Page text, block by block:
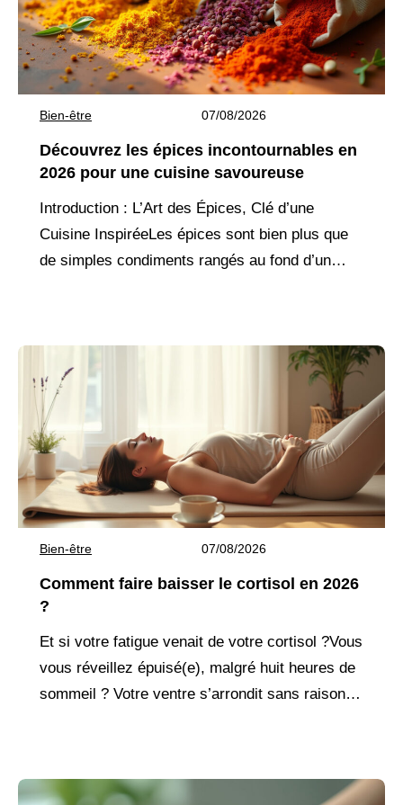
Bien-être 07/08/2026
Découvrez les épices incontournables en
2026 pour une cuisine savoureuse
Introduction : L’Art des Épices, Clé d’une
Cuisine InspiréeLes épices sont bien plus que
de simples condiments rangés au fond d’un
Bien-être 07/08/2026
Comment faire baisser le cortisol en 2026
?
Et si votre fatigue venait de votre cortisol ?Vous
vous réveillez épuisé(e), malgré huit heures de
sommeil ? Votre ventre s’arrondit sans raison,